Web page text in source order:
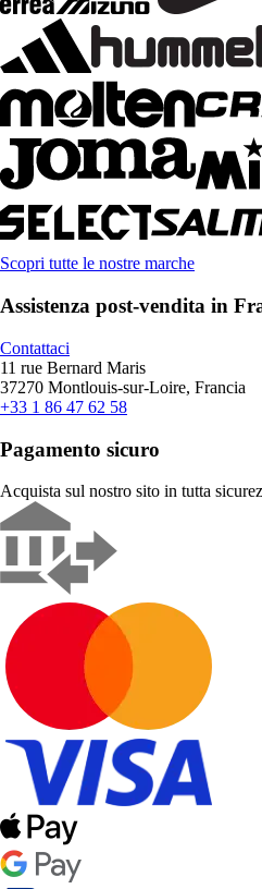
Scopri tutte le nostre marche
Assistenza post-vendita in
Contattaci
11 rue Bernard Maris
37270 Montlouis-sur-Loire, Francia
+33 1 86 47 62 58
Pagamento sicuro
Acquista sul nostro sito in tutta